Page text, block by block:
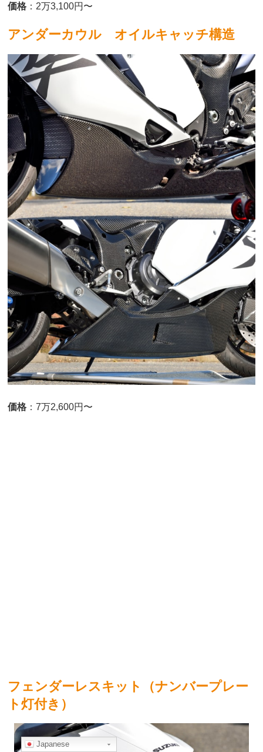
価格 ：2万3,100円〜
アンダーカウル オイルキャッチ構造
価格 ：7万2,600円〜
フェンダーレスキット（ナンバープレー
ト灯付き）
Japanese